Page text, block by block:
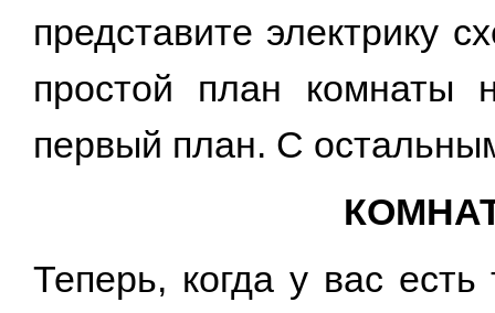
представите электрику
простой план комнаты
первый план. С
Теперь, когда у вас